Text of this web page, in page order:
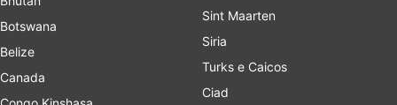
Botswana
Belize
Canada
Sint Maarten
Siria
Turks e Caicos
Ciad